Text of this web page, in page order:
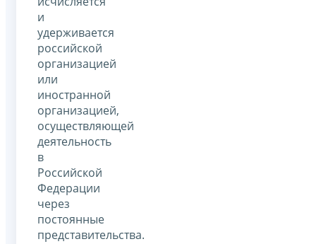
и
удерживается
российской
организацией
или
иностранной
организацией,
осуществляющей
деятельность
в
Российской
Федерации
через
постоянные
представительства.